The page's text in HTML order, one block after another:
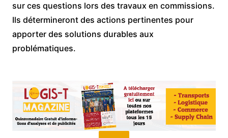
sur ces questions lors des travaux en commissions.
Ils détermineront des actions pertinentes pour
apporter des solutions durables aux
problématiques.